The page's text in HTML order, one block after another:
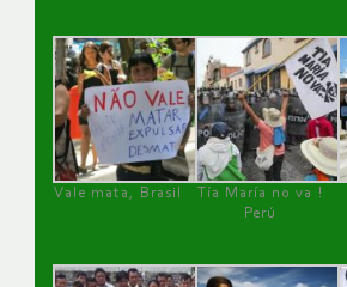
Vale mata, Brasil
Tía María no va !
Perú